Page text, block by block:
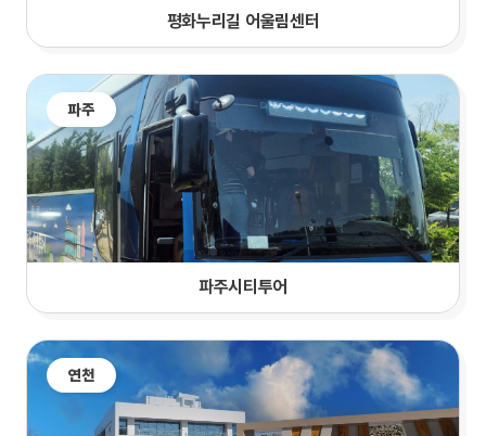
평화누리길 어울림센터
파주
파주시티투어
연천